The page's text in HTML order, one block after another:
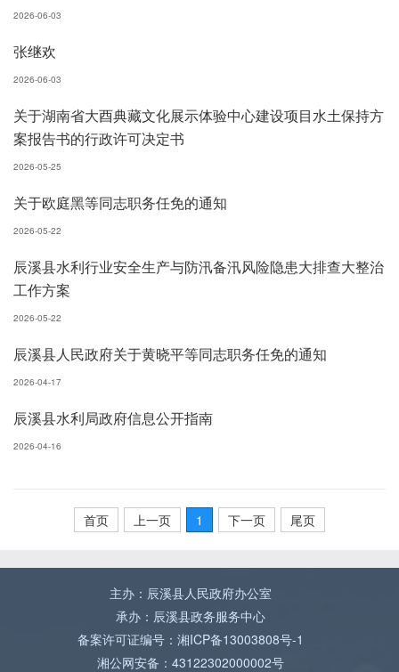
2026-06-03
张继欢
2026-06-03
关于湖南省大酉典藏文化展示体验中心建设项目水土保持方
案报告书的行政许可决定书
2026-05-25
关于欧庭黑等同志职务任免的通知
2026-05-22
辰溪县水利行业安全生产与防汛备汛风险隐患大排查大整治
工作方案
2026-05-22
辰溪县人民政府关于黄晓平等同志职务任免的通知
2026-04-17
辰溪县水利局政府信息公开指南
2026-04-16
首页 上一页 1 下一页 尾页
主办：辰溪县人民政府办公室
承办：辰溪县政务服务中心
备案许可证编号：湘ICP备13003808号-1
湘公网安备：43122302000002号